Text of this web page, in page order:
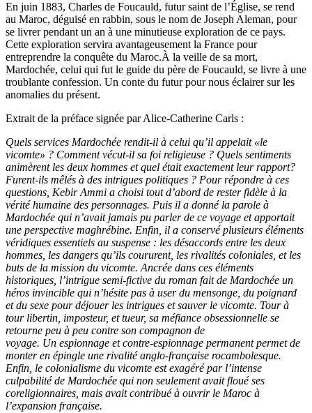
En juin 1883, Charles de Foucauld, futur saint de l’Église, se rend
au Maroc, déguisé en rabbin, sous le nom de Joseph Aleman, pour
se livrer pendant un an à une minutieuse exploration de ce pays.
Cette exploration servira avantageusement la France pour
entreprendre la conquête du Maroc.À la veille de sa mort,
Mardochée, celui qui fut le guide du père de Foucauld, se livre à une
troublante confession. Un conte du futur pour nous éclairer sur les
anomalies du présent.
Extrait de la préface signée par Alice-Catherine Carls :
Quels services Mardochée rendit-il à celui qu’il appelait «le
vicomte» ? Comment vécut-il sa foi religieuse ? Quels sentiments
animèrent les deux hommes et quel était exactement leur rapport?
Furent-ils mêlés à des intrigues politiques ? Pour répondre à ces
questions, Kebir Ammi a choisi tout d’abord de rester fidèle à la
vérité humaine des personnages. Puis il a donné la parole à
Mardochée qui n’avait jamais pu parler de ce voyage et apportait
une perspective maghrébine. Enfin, il a conservé plusieurs éléments
véridiques essentiels au suspense : les désaccords entre les deux
hommes, les dangers qu’ils coururent, les rivalités coloniales, et les
buts de la mission du vicomte. Ancrée dans ces éléments
historiques, l’intrigue semi-fictive du roman fait de Mardochée un
héros invincible qui n’hésite pas à user du mensonge, du poignard
et du sexe pour déjouer les intrigues et sauver le vicomte. Tour à
tour libertin, imposteur, et tueur, sa méfiance obsessionnelle se
retourne peu à peu contre son compagnon de
voyage. Un espionnage et contre-espionnage permanent permet de
monter en épingle une rivalité anglo-française rocambolesque.
Enfin, le colonialisme du vicomte est exagéré par l’intense
culpabilité de Mardochée qui non seulement avait floué ses
coreligionnaires, mais avait contribué à ouvrir le Maroc à
l’expansion française.